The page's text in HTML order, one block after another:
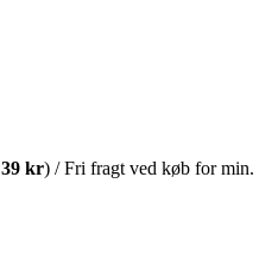
39 kr) / Fri fragt ved køb for min.